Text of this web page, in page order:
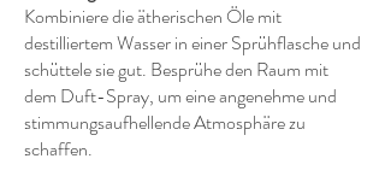
Kombiniere die ätherischen Öle mit
destilliertem Wasser in einer Sprühflasche und
schüttele sie gut. Besprühe den Raum mit
dem Duft-Spray, um eine angenehme und
stimmungsaufhellende Atmosphäre zu
schaffen.